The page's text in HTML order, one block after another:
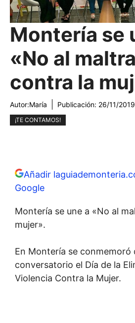
Montería se
«No al
contra la
Autor:María Publicación: 26/11/2019
¡TE CONTAMOS!
Añadir
Google
Montería se une a «No al
mujer».
En Montería se conmemoró
conversatorio el Día de la
Violencia Contra la Mujer.